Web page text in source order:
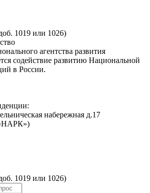
1019 или 1026)
агентства развития
содействие развитию Национальной
в России.
набережная д.17
1019 или 1026)